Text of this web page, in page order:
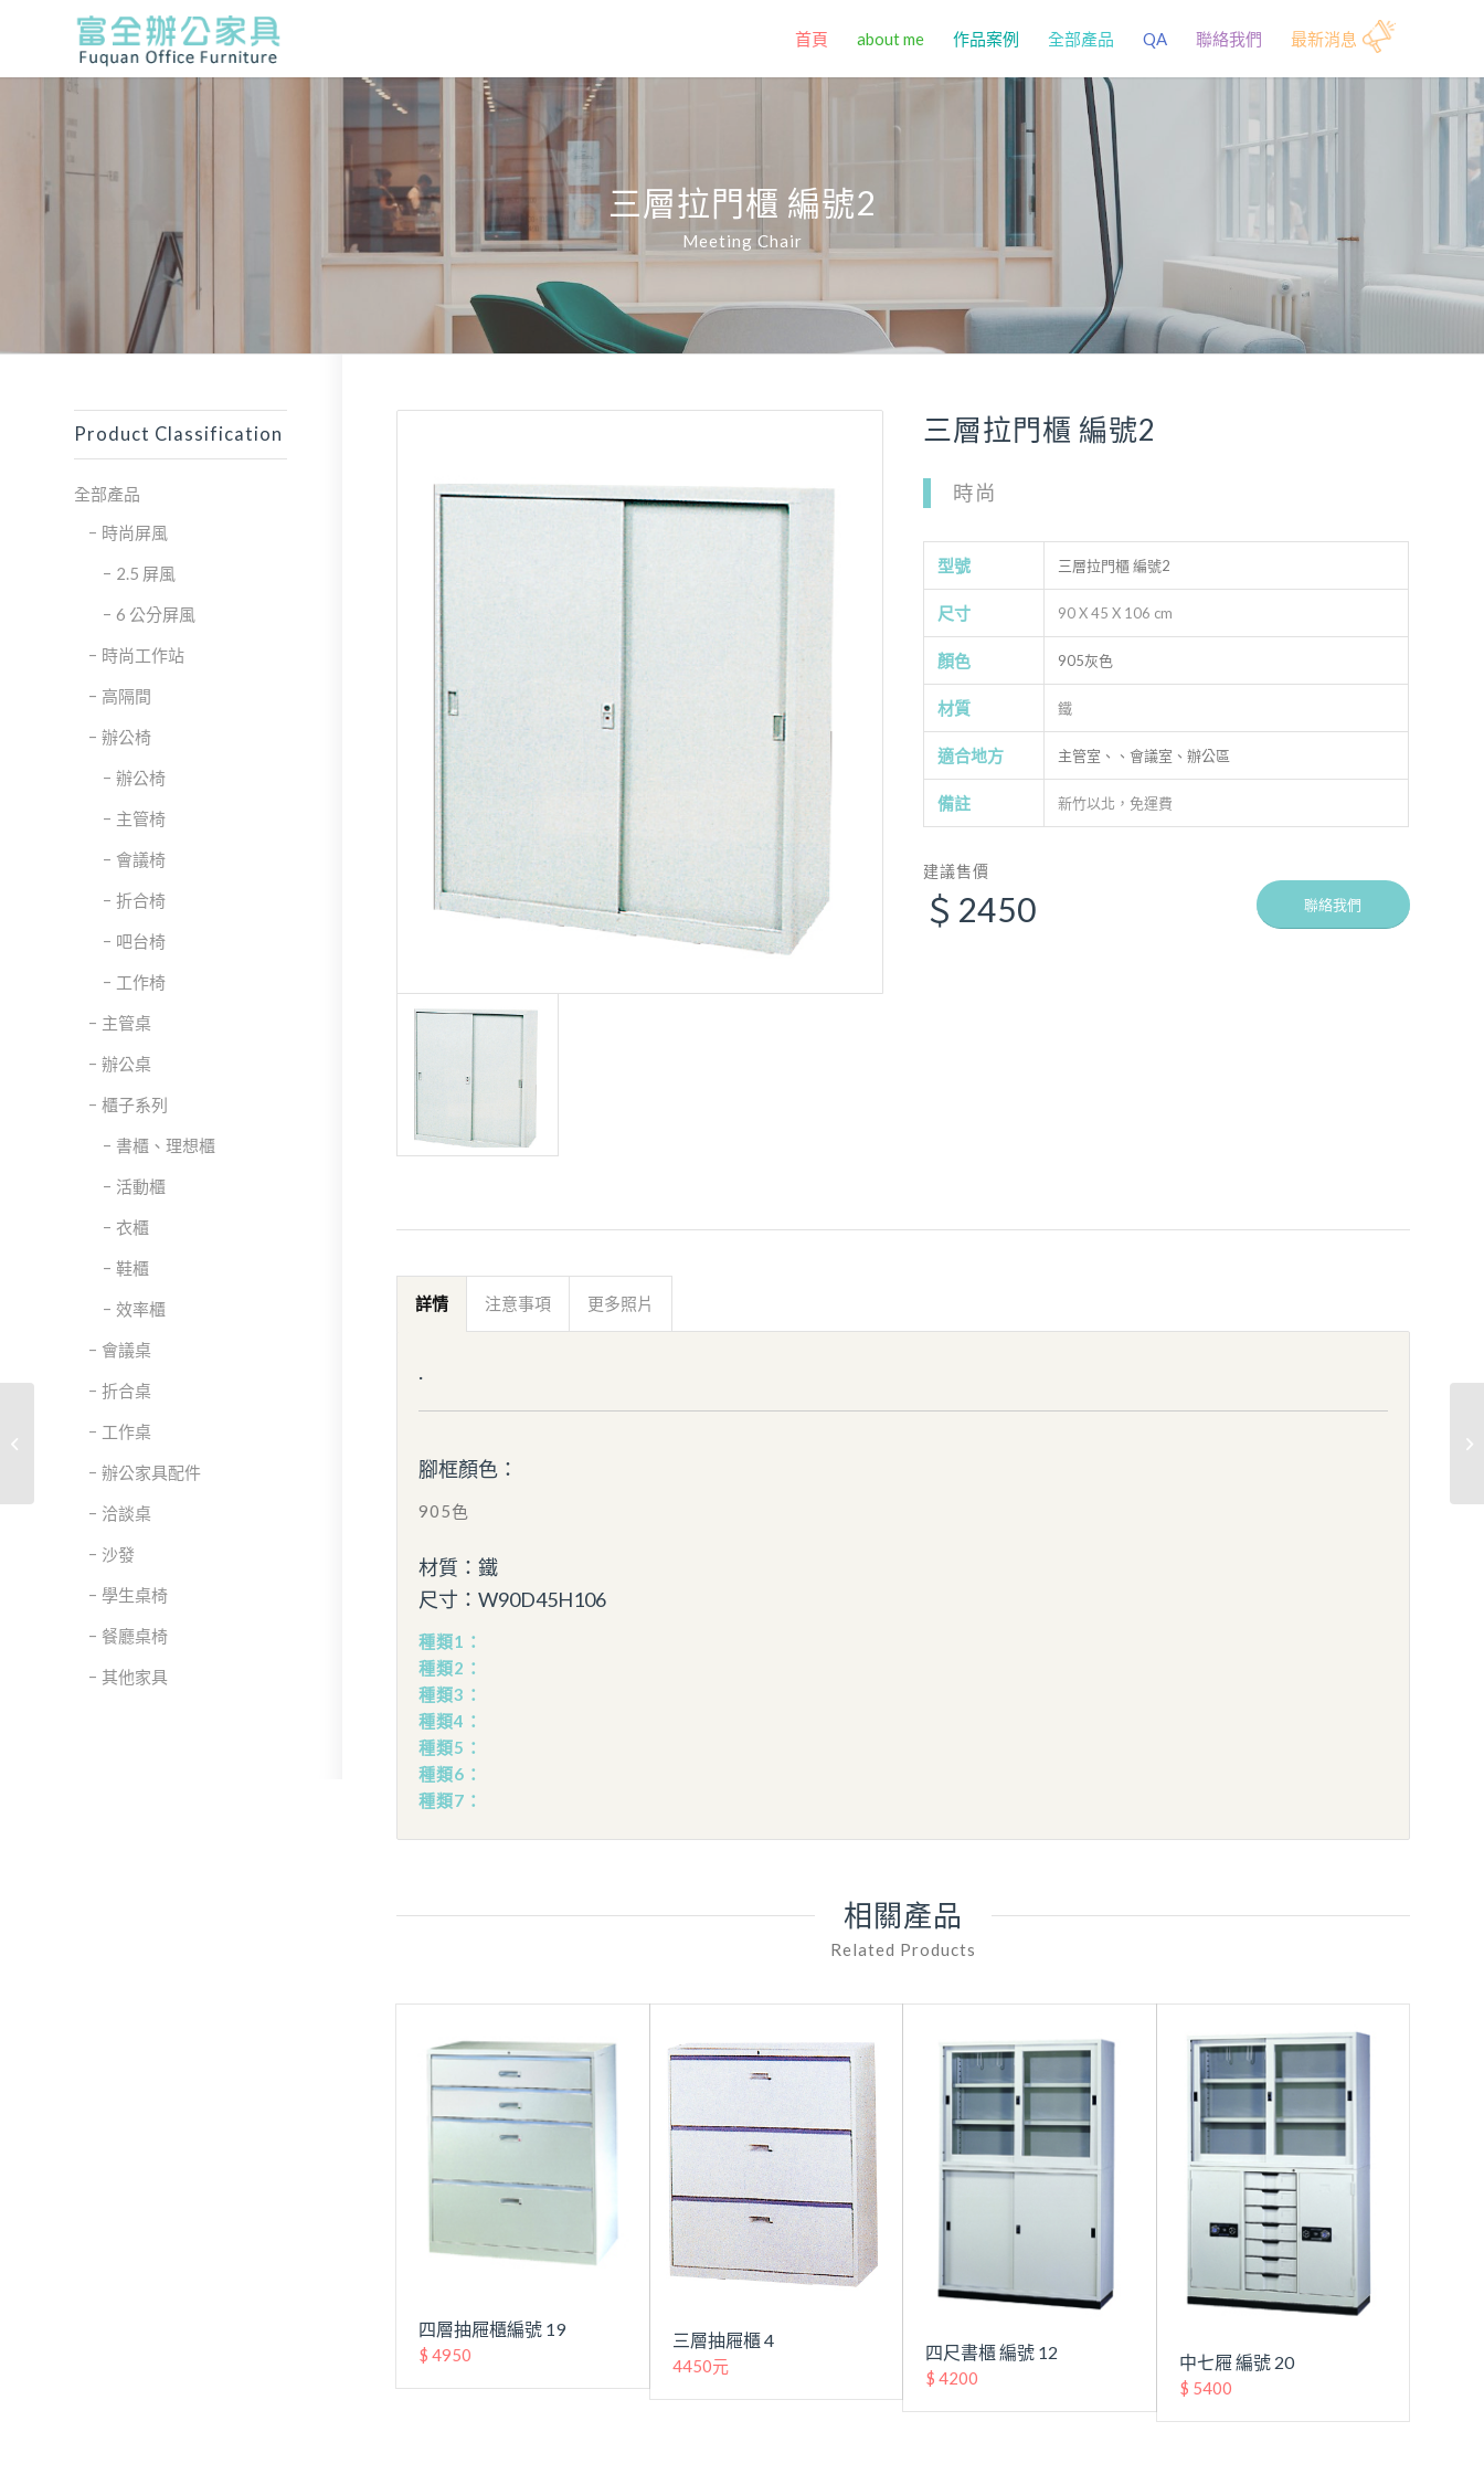
首頁 about me 作品案例 全部產品 QA 聯絡我們 最新消息
三層拉門櫃 編號2
Meeting Chair
三層拉門櫃 編號2
時尚
型號 三層拉門櫃 編號2
尺寸 90 X 45 X 106 cm
顏色 905灰色
材質 鐵
適合地方 主管室、、會議室、辦公區
備註 新竹以北，免運費
建議售價
＄2450 聯絡我們
詳情 注意事項 更多照片
.
腳框顏色：
905色
材質：鐵
尺寸：W90D45H106
種類1：
種類2：
種類3：
種類4：
種類5：
種類6：
種類7：
相關產品
Related Products
四層抽屜櫃編號 19
$ 4950
三層抽屜櫃 4
4450元
四尺書櫃 編號 12
$ 4200
中七屜 編號 20
$ 5400
Product Classification
全部產品
時尚屏風
2.5 屏風
6 公分屏風
時尚工作站
高隔間
辦公椅
辦公椅
主管椅
會議椅
折合椅
吧台椅
工作椅
主管桌
辦公桌
櫃子系列
書櫃、理想櫃
活動櫃
衣櫃
鞋櫃
效率櫃
會議桌
折合桌
工作桌
辦公家具配件
洽談桌
沙發
學生桌椅
餐廳桌椅
其他家具
三層拉門櫃 編號1